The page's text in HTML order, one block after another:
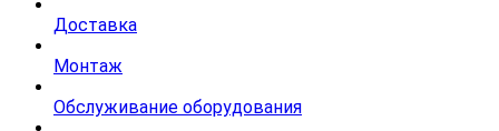
Доставка
Монтаж
Обслуживание оборудования